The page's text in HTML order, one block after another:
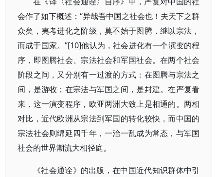
会作了如下概述：“异哉吾中国之社会也！夫天下之群
众矣，夷考进化之阶级，莫不始于图腾，继以宗法，
而成于国家。”[10]他认为，社会进化有一个演变的程
序，即图腾社会、宗法社会和军国社会。在两个社会
阶段之间，又分别有一过渡的方式：在图腾与宗法之
间，是游牧；在宗法与军国之间，是封建。在严复看
来，这一演变程序，欧亚两洲大致上是相通的。两相
对比，近代欧洲从宗法到军国的转化较快，而中国的
宗法社会则绵延四千年，一治一乱成为常态，与军国
社会的世界潮流大相径庭。
《社会通诠》的出版，在中国近代知识群体中引